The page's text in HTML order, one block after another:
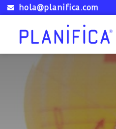
hola@planifica.com